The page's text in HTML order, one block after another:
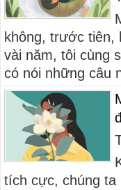
không, trước tiên,
vài năm, tôi cùng
có nói những câu
tích cực, chúng ta